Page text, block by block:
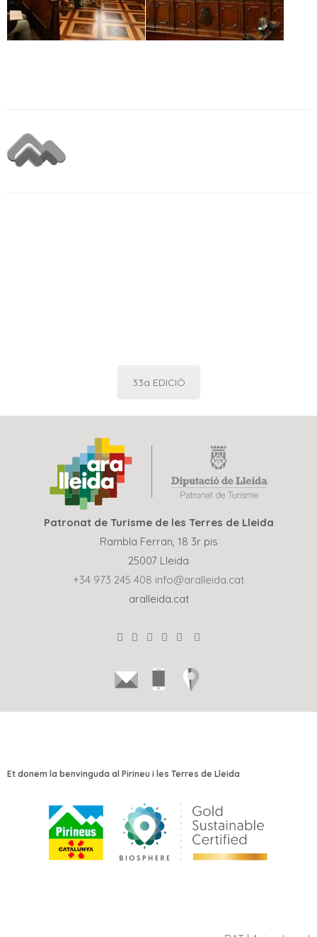
33a EDICIÓ
Patronat de Turisme de les Terres de Lleida
Rambla Ferran, 18 3r pis
25007 Lleida
+34 973 245 408 info@aralleida.cat
aralleida.cat
Et donem la benvinguda al Pirineu i les Terres de Lleida